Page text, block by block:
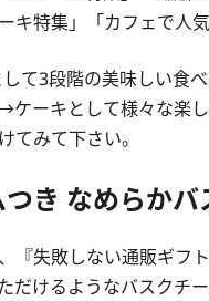
キ特集」「カフェで人
して3段階の美味しい食
ーキとして様々な楽し
てみて下さい。
き なめらか
『失敗しない通販ギフ
だけるようなバスクチ